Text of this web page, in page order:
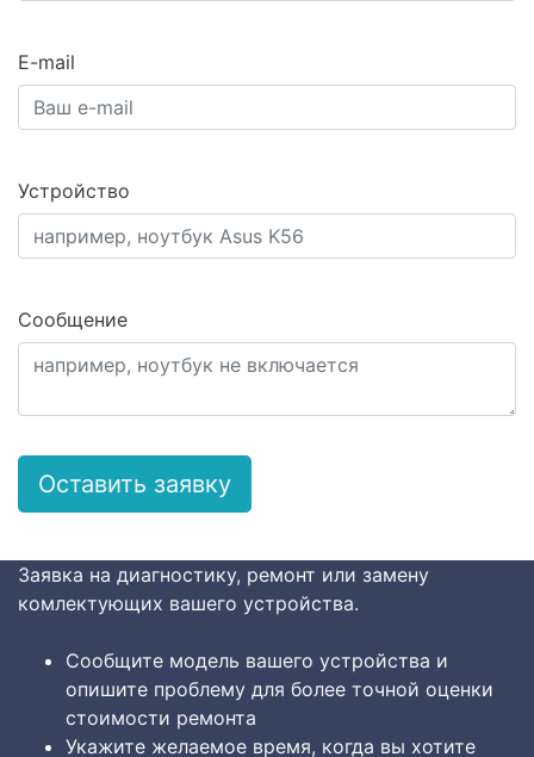
E-mail
Устройство
Сообщение
Заявка на диагностику, ремонт или замену
комлектующих вашего устройства.
Сообщите модель вашего устройства и
опишите проблему для более точной оценки
стоимости ремонта
Укажите желаемое время, когда вы хотите